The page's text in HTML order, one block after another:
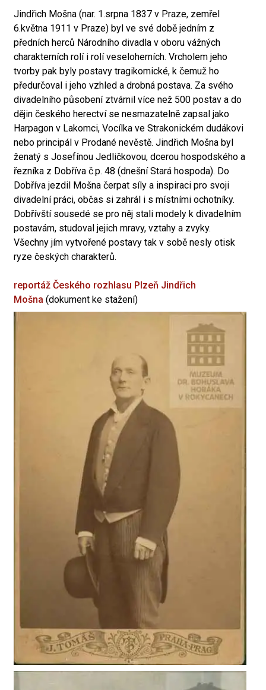
Jindřich Mošna (nar. 1.srpna 1837 v Praze, zemřel
6.května 1911 v Praze) byl ve své době jedním z
předních herců Národního divadla v oboru vážných
charakterních rolí i rolí veseloherních. Vrcholem jeho
tvorby pak byly postavy tragikomické, k čemuž ho
předurčoval i jeho vzhled a drobná postava. Za svého
divadelního působení ztvárnil více než 500 postav a do
dějin českého herectví se nesmazatelně zapsal jako
Harpagon v Lakomci, Vocílka ve Strakonickém dudákovi
nebo principál v Prodané nevěstě. Jindřich Mošna byl
ženatý s Josefínou Jedličkovou, dcerou hospodského a
řezníka z Dobříva č.p. 48 (dnešní Stará hospoda). Do
Dobříva jezdil Mošna čerpat síly a inspiraci pro svoji
divadelní práci, občas si zahrál i s místními ochotníky.
Dobřívští sousedé se pro něj stali modely k divadelním
postavám, studoval jejich mravy, vztahy a zvyky.
Všechny jím vytvořené postavy tak v sobě nesly otisk
ryze českých charakterů.
reportáž Českého rozhlasu Plzeň Jindřich
Mošna (dokument ke stažení)